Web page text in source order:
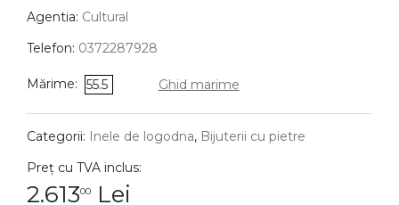
Coliere
Lanturi
Pandantive
DIAMANTE Vezi toate
Cercei
Agentia: Cultural
Telefon: 0372287928
Mărime: 55.5 Ghid marime
Categorii: Inele de logodna, Bijuterii cu pietre
Preț cu TVA inclus:
2.61300 Lei